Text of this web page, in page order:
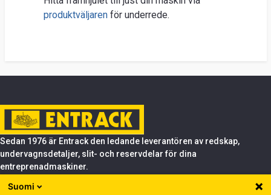
produktväljaren för underrede.
Sedan 1976 är Entrack den ledande leverantören av redskap,
undervagnsdetaljer, slit- och reservdelar för dina
entreprenadmaskiner.
Suomi